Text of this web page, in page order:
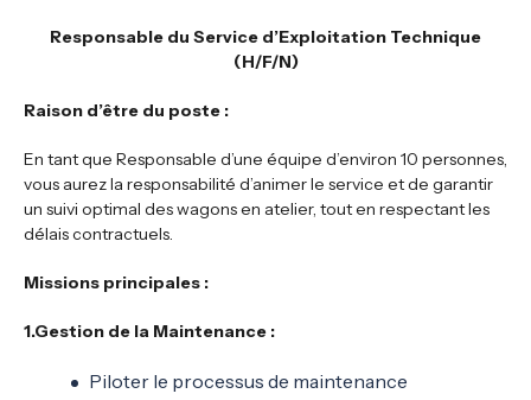
Responsable du Service d’Exploitation Technique
(H/F/N)
Raison d’être du poste :
En tant que Responsable d’une équipe d’environ 10 personnes,
vous aurez la responsabilité d’animer le service et de garantir
un suivi optimal des wagons en atelier, tout en respectant les
délais contractuels.
Missions principales :
1.Gestion de la Maintenance :
Piloter le processus de maintenance